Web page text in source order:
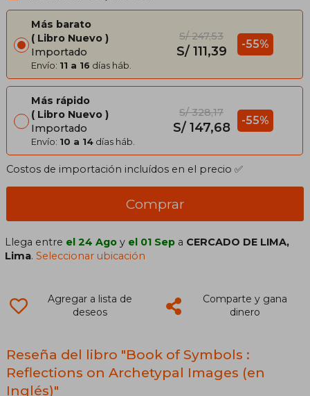
Más barato
Libro Nuevo
Importado
Envío: 11 a 16 días háb.
S/ 247,53
S/ 111,39 -55%
Más rápido
Libro Nuevo
Importado
Envío: 10 a 14 días háb.
S/ 328,17
S/ 147,68 -55%
Costos de importación incluídos en el precio ✅
Comprar
Llega entre el 24 Ago y el 01 Sep a CERCADO DE LIMA,
Lima.Seleccionar ubicación
Agregar a lista de
deseos
Comparte y gana
dinero
Reseña del libro "Book of Symbols :
Reflections on Archetypal Images (en
Inglés)"